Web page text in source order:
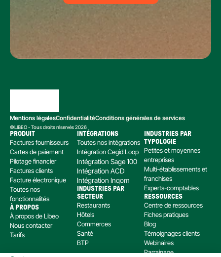
Mentions légalesConfidentialitéConditions générales de services
©LIBEO - Tous droits réservés 2026
PRODUIT
Factures fournisseurs
Cartes de paiement
Pilotage financier
Factures clients
Facture électronique
Toutes nos
fonctionnalités
À PROPOS
À propos de Libeo
Nous contacter
Tarifs
INTÉGRATIONS
Toutes nos intégrations
Intégration Cegid Loop
Intégration Sage 100
Intégration ACD
Intégration Inqom
INDUSTRIES PAR
SECTEUR
Restaurants
Hôtels
Commerces
Santé
BTP
INDUSTRIES PAR
TYPOLOGIE
Petites et moyennes
entreprises
Multi-établissements et
franchises
Experts-comptables
RESSOURCES
Centre de ressources
Fiches pratiques
Blog
Témoignages clients
Webinaires
Parrainage